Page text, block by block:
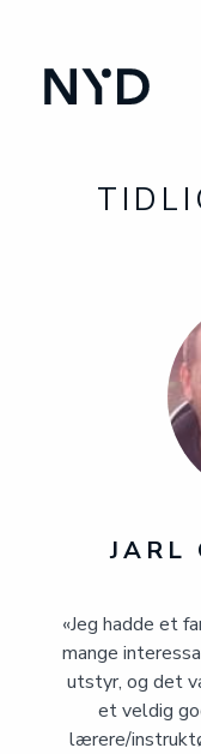
JARL
«Jeg hadde et
mange
utstyr, og det
et veldig
lærere/